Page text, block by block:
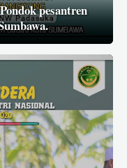
pesantren